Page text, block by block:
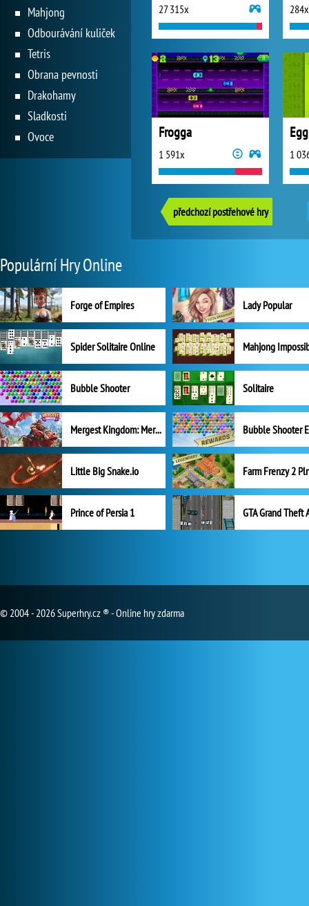
27 315x 284x
Frogga
1 591x 1
předchozí postřehové hry
Mahjong
Odbourávání kuliček
Tetris
Obrana pevnosti
Drakohamy
Sladkosti
Ovoce
Populární Hry Online
Forge of Empires Lady Popular
Spider Solitaire Online Mahjong
Bubble Shooter Solitaire
Mergest Kingdom: Merge Puzzle
Little Big Snake.io
Prince of Persia 1 GTA Grand Theft
© 2004 - 2026 Superhry.cz ® - Online hry zdarma